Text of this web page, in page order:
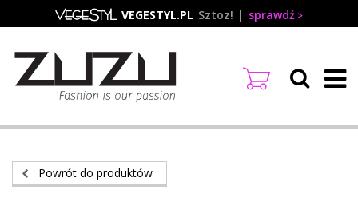
do
treści
VEGESTYL.PL Sztoz! sprawdź
Powrót do produktów